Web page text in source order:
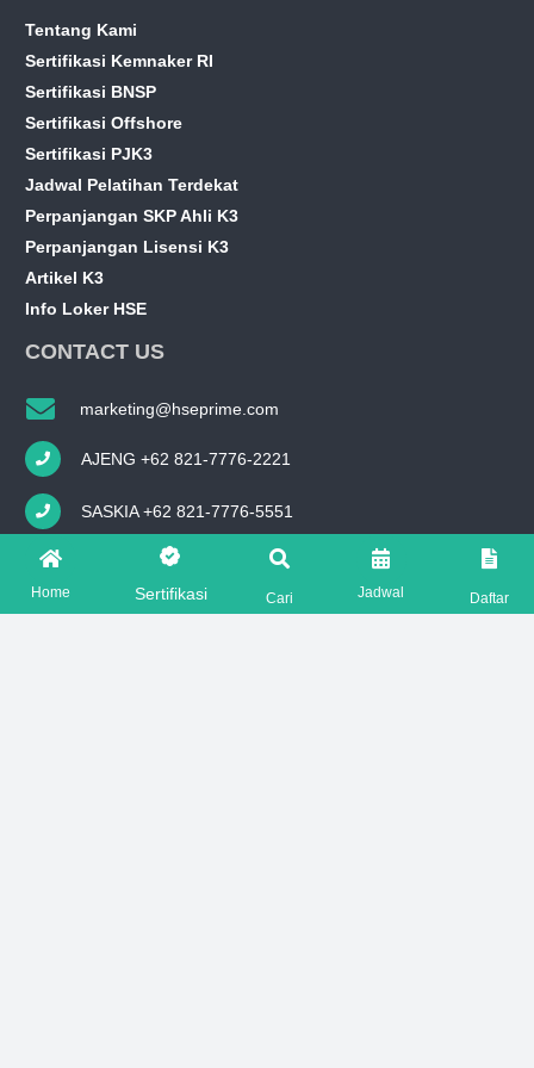
Tentang Kami
Sertifikasi Kemnaker RI
Sertifikasi BNSP
Sertifikasi Offshore
Sertifikasi PJK3
Jadwal Pelatihan Terdekat
Perpanjangan SKP Ahli K3
Perpanjangan Lisensi K3
Artikel K3
Info Loker HSE
CONTACT US
marketing@hseprime.com
AJENG +62 821-7776-2221
SASKIA +62 821-7776-5551
FOLLOW US ON
Home Sertifikasi Cari Jadwal Daftar